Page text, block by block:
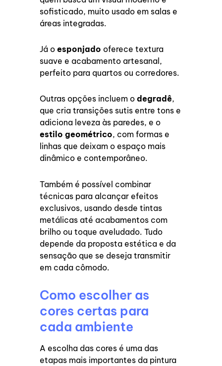
sofisticado, muito usado em salas e
áreas integradas.
Já oesponjado oferece textura
suave e acabamento artesanal,
perfeito para quartos ou corredores.
Outras opções incluem odegradê,
que cria transições sutis entre tons e
adiciona leveza às paredes, e o
estilo geométrico, com formas e
linhas que deixam o espaço mais
dinâmico e contemporâneo.
Também é possível combinar
técnicas para alcançar efeitos
exclusivos, usando desde tintas
metálicas até acabamentos com
brilho ou toque aveludado. Tudo
depende da proposta estética e da
sensação que se deseja transmitir
em cada cômodo.
Como escolher as
cores certas para
cada ambiente
A escolha das cores é uma das
etapas mais importantes da pintura